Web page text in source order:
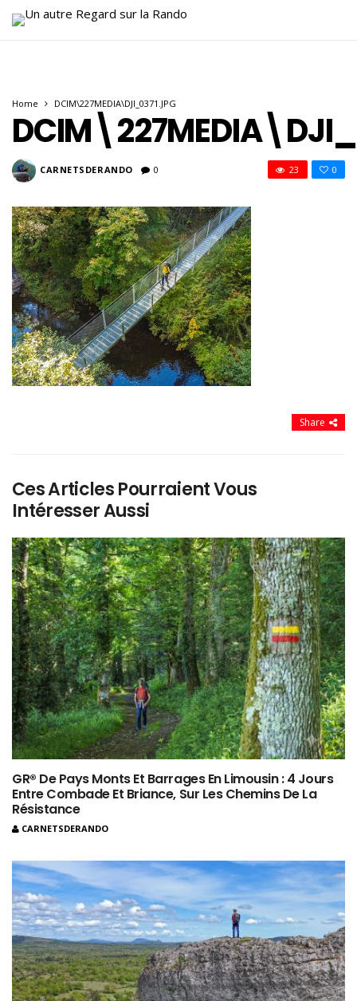
Home DCIM\227MEDIA\DJI_0371.JPG
CARNETSDERANDO 0 0
23
Share
Ces Articles Pourraient Vous
Intéresser Aussi
GR® De Pays Monts Et Barrages En Limousin : 4 Jours
Entre Combade Et Briance, Sur Les Chemins De La
Résistance
CARNETSDERANDO